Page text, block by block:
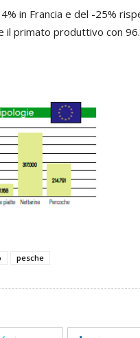
in Francia e del -25%
il primato produttivo con
pesche